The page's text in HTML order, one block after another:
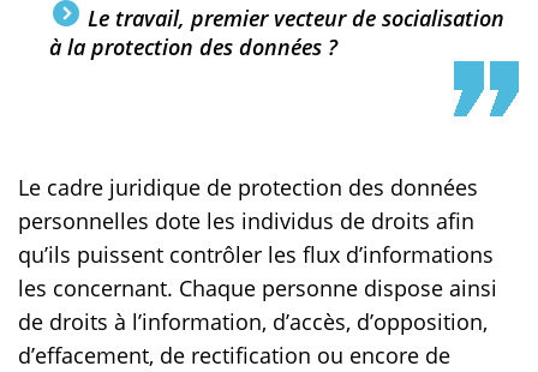
Le travail, premier vecteur de socialisation
à la protection des données ?
Le cadre juridique de protection des données
personnelles dote les individus de droits afin
qu’ils puissent contrôler les flux d’informations
les concernant. Chaque personne dispose ainsi
de droits à l’information, d’accès, d’opposition,
d’effacement, de rectification ou encore de